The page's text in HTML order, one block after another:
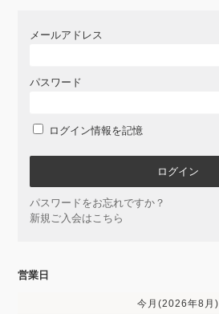
メールアドレス
パスワード
ログイン情報を記憶
パスワードをお忘れですか？
新規ご入会はこちら
営業日
今月(2026年8月)